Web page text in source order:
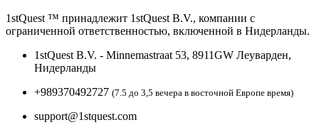
1stQuest ™ принадлежит 1stQuest B.V., компании с
ограниченной ответственностью, включенной в Нидерланды.
1stQuest B.V. - Minnemastraat 53, 8911GW Леуварден,
Нидерланды
+989370492727 (7.5 до 3,5 вечера в восточной Европе время)
support@1stquest.com